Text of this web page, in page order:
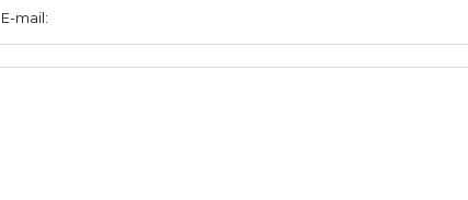
E-mail: